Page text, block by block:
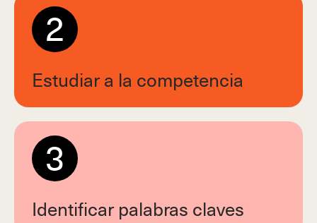
2
Estudiar a la competencia
3
Identificar palabras claves